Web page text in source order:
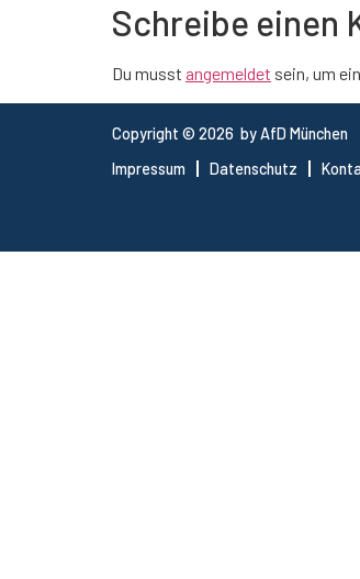
Schreibe einen
Du musst angemeldet sein, um
Copyright © 2026 by AfD München
Impressum
Datenschutz